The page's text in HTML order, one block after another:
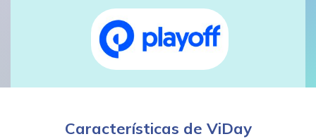
Características de ViDay